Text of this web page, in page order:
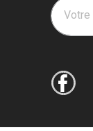
Votre